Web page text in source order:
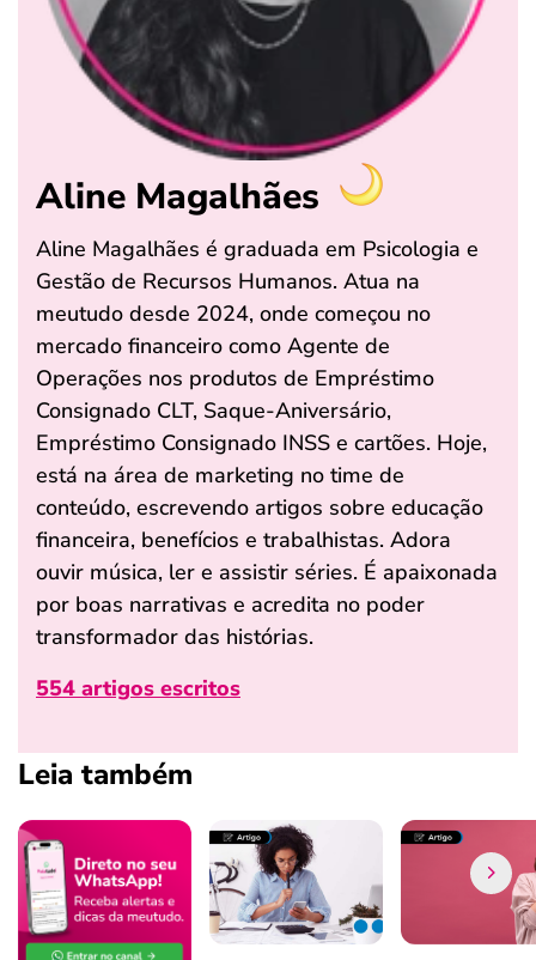
Aline Magalhães
Aline Magalhães é graduada em Psicologia e
Gestão de Recursos Humanos. Atua na
meutudo desde 2024, onde começou no
mercado financeiro como Agente de
Operações nos produtos de Empréstimo
Consignado CLT, Saque-Aniversário,
Empréstimo Consignado INSS e cartões. Hoje,
está na área de marketing no time de
conteúdo, escrevendo artigos sobre educação
financeira, benefícios e trabalhistas. Adora
ouvir música, ler e assistir séries. É apaixonada
por boas narrativas e acredita no poder
transformador das histórias.
554 artigos escritos
Leia também